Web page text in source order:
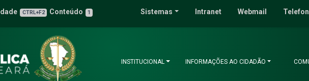
do Estado do
de Acessibilidade
CTRL+F2 Conteúdo 1 Sistemas Intranet Webmail
INSTITUCIONAL INFORMAÇÕES AO CIDADÃO